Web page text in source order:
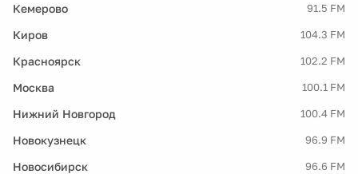
Кемерово 91.5 FM
Киров 104.3 FM
Красноярск 102.2 FM
Москва 100.1 FM
Нижний Новгород 100.4 FM
Новокузнецк 96.9 FM
Новосибирск 96.6 FM